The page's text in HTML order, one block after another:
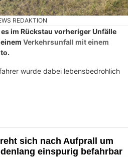
REDAKTION
im Rückstau vorheriger Unfälle
Verkehrsunfall mit einem
wurde dabei lebensbedrohlich
sich nach Aufprall um
einspurig befahrbar